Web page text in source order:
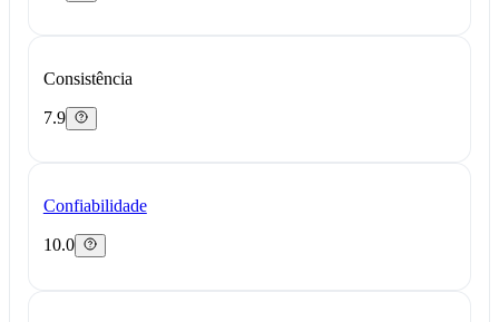
Consistência
7.9
Confiabilidade
10.0